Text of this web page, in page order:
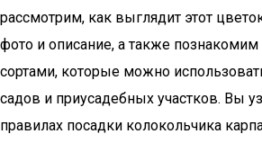
рассмотрим, как выглядит этот
фото и описание, а также
сортами, которые можно
садов и приусадебных участков. Вы
правилах посадки колокольчика